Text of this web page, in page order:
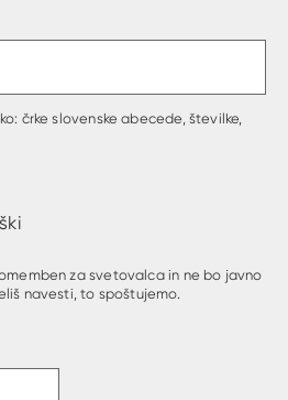
vprašanje
črke slovenske abecede, številke,
za svetovalca in ne bo javno
navesti, to spoštujemo.